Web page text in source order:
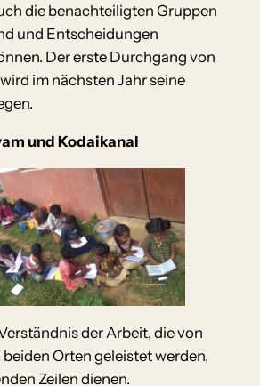
die benachteiligten Gruppen
und Entscheidungen
Der erste Durchgang von
im nächsten Jahr seine
und Kodaikanal
der Arbeit, die von
Orten geleistet werden,
Zeilen dienen.